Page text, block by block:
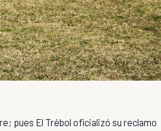
pues El Trébol oficializó su reclamo